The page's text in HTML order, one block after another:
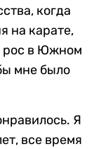
когда
на карате,
рос в Южном
мне было
Я
все время